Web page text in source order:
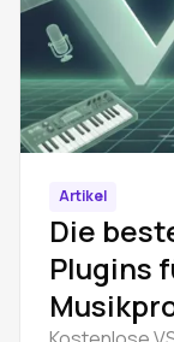
Artikel
Die
Plugins